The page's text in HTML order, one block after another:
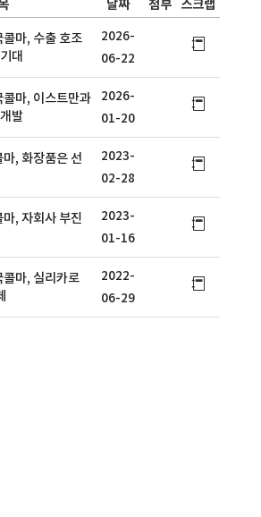
날짜 첨부 스크랩
마, 수출 호조
대
2026-
06-22
마, 이스트만과
발
2026-
01-20
, 화장품은 선
2023-
02-28
, 자회사 부진
2023-
01-16
마, 실리카로
2022-
06-29